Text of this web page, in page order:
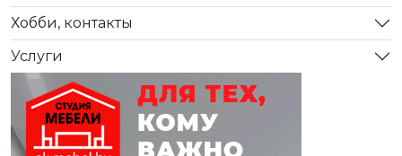
Хобби, контакты
Услуги